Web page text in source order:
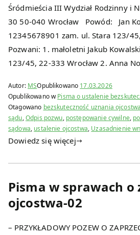
Śródmieścia III Wydział Rodzinny i
30 50-040 Wrocław Powód: Jan
12345678901 zam. ul. Stara 123/
Pozwani: 1. małoletni Jakub
123/45, 22-333 Wrocław 2. Anna
Autor: MSOpublikowano 17.03.2026
Opublikowano wPisma o ustalenie
Otagowano bezskuteczność uznania ojcostwa
sądu,Odpis pozwu, postępowanie cywilne,
sądowa, ustalenie ojcostwa, Uzasadnienie
Dowiedz się więcej
Pisma w sprawach o
ojcostwa-02
– PRZYKŁADOWY POZEW O